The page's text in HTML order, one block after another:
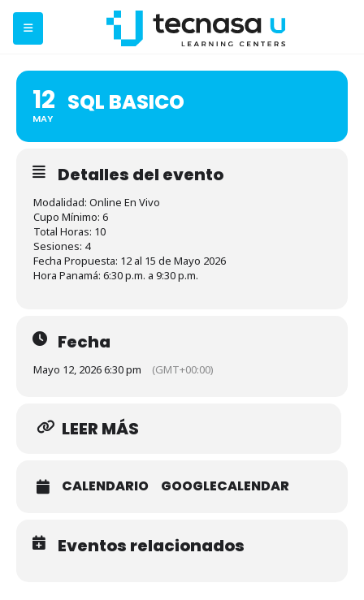
12
MAY
SQL BASICO
Detalles del evento
Modalidad: Online En Vivo
Cupo Mínimo: 6
Total Horas: 10
Sesiones: 4
Fecha Propuesta: 12 al 15 de Mayo 2026
Hora Panamá: 6:30 p.m. a 9:30 p.m.
Fecha
Mayo 12, 2026 6:30 pm (GMT+00:00)
LEER MÁS
CALENDARIO GOOGLECALENDAR
Eventos relacionados